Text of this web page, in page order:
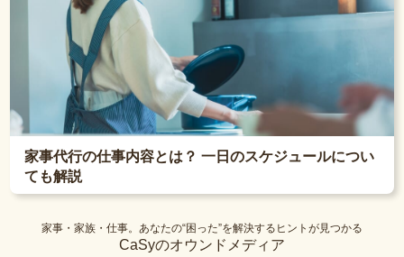
家事代行の仕事内容とは？ 一日のスケジュールについ
ても解説
家事・家族・仕事。あなたの“困った”を解決するヒントが見つかる
CaSyのオウンドメディア